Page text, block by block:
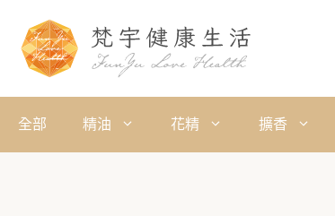
全部 精油 花精 擴香